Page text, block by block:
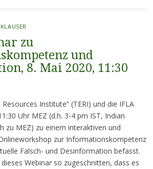
zu
und
8. Mai 2020, 11:30
Institute“ (TERI) und die IFLA
Uhr MEZ (d.h. 3-4 pm IST, Indian
zu MEZ) zu einem interaktiven und
zur Informationskompetenz
Falsch- und Desinformation befasst.
Webinar so zugeschnitten, dass es